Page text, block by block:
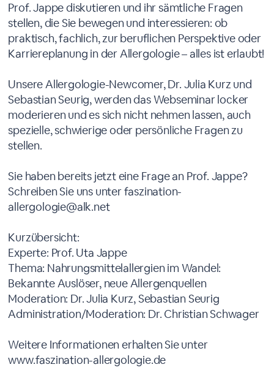
Prof. Jappe diskutieren und ihr sämtliche Fragen
stellen, die Sie bewegen und interessieren: ob
praktisch, fachlich, zur beruflichen Perspektive oder
Karriereplanung in der Allergologie – alles ist erlaubt!
Unsere Allergologie-Newcomer, Dr. Julia Kurz und
Sebastian Seurig, werden das Webseminar locker
moderieren und es sich nicht nehmen lassen, auch
spezielle, schwierige oder persönliche Fragen zu
stellen.
Sie haben bereits jetzt eine Frage an Prof. Jappe?
Schreiben Sie uns unter faszination-
allergologie@alk.net
Kurzübersicht:
Experte: Prof. Uta Jappe
Thema: Nahrungsmittelallergien im Wandel:
Bekannte Auslöser, neue Allergenquellen
Moderation: Dr. Julia Kurz, Sebastian Seurig
Administration/Moderation: Dr. Christian Schwager
Weitere Informationen erhalten Sie unter
www.faszination-allergologie.de